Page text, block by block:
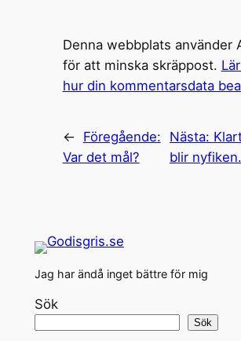
Denna webbplats använder
för att minska skräppost.
hur din kommentarsdata
←
Föregående:
Var det mål?
Nästa:
blir nyfiken.
Jag har ändå inget bättre för mig
Sök
Sök